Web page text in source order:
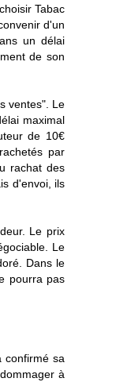
Tabac
d'un
un délai
de son
ventes". Le
maximal
de 10€
par
rachat des
d'envoi, ils
Le prix
Le
Dans le
pourra pas
confirmé sa
à